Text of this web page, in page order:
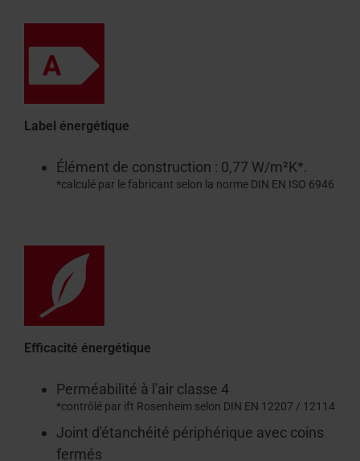
Label énergétique
Élément de construction : 0,77 W/m²K*.
*calculé par le fabricant selon la norme DIN EN ISO 6946
Efficacité énergétique
Perméabilité à l'air classe 4
*contrôlé par ift Rosenheim selon DIN EN 12207 / 12114
Joint d'étanchéité périphérique avec coins
fermés